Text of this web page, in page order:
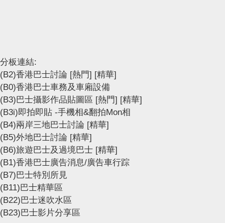
分板連結:
(B2)香港巴士討論 [熱門] [精華]
(B0)香港巴士車務及車廂設備
(B3)巴士攝影作品貼圖區 [熱門] [精華]
(B3i)即拍即貼 -手機相&翻拍Mon相
(B4)兩岸三地巴士討論 [精華]
(B5)外地巴士討論 [精華]
(B6)旅遊巴士及過境巴士 [精華]
(B1)香港巴士廣告消息/廣告車行踪
(B7)巴士特別所見
(B11)巴士精華區
(B22)巴士迷吹水區
(B23)巴士影片分享區